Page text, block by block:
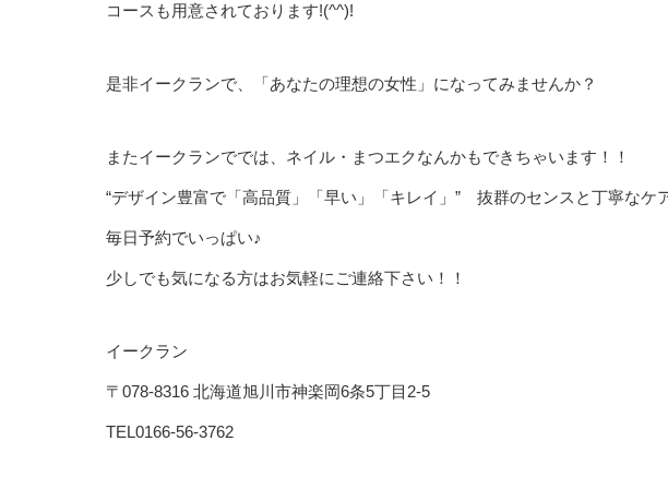
コースも用意されております!(^^)!
是非イークランで、「あなたの理想の女性」になってみませんか？
またイークランででは、ネイル・まつエクなんかもできちゃいます！！
“デザイン豊富で「高品質」「早い」「キレイ」” 抜群のセンスと丁寧なケ
毎日予約でいっぱい♪
少しでも気になる方はお気軽にご連絡下さい！！
イークラン
〒078-8316 北海道旭川市神楽岡6条5丁目2-5
TEL0166-56-3762